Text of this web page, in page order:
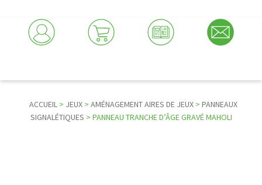
ACCUEIL> JEUX> AMÉNAGEMENT AIRES DE JEUX> PANNEAUX
SIGNALÉTIQUES > PANNEAU TRANCHE D’ÂGE GRAVÉ MAHOLI